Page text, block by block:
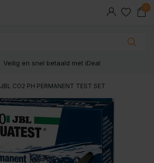
0
Veilig en snel betaald met iDeal
JBL CO2 PH PERMANENT TEST SET